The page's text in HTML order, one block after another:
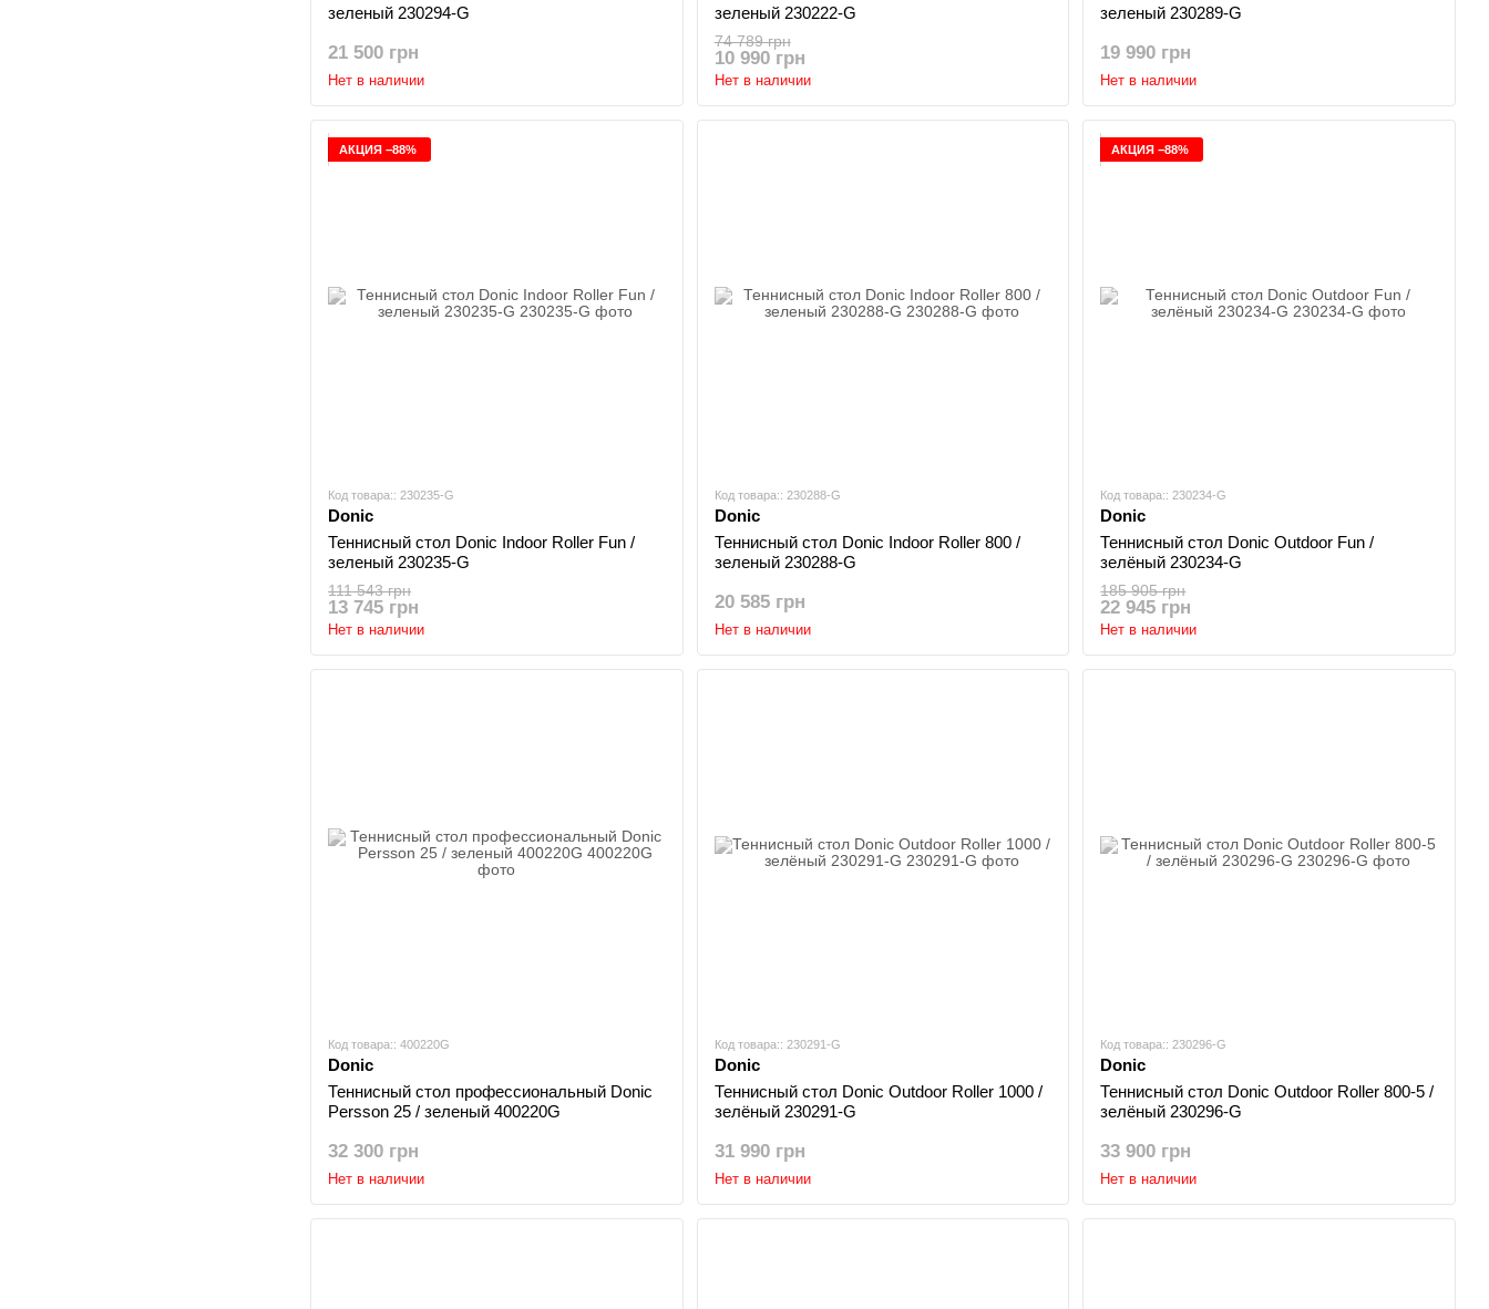
зеленый 230294-G
21 500 грн
Нет в наличии
зеленый 230222-G
74 789 грн
10 990 грн
Нет в наличии
зеленый 230289-G
19 990 грн
Нет в наличии
АКЦИЯ −88%
Код товара:: 230235-G
Donic
Теннисный стол Donic Indoor Roller Fun /
зеленый 230235-G
111 543 грн
13 745 грн
Нет в наличии
Код товара:: 230288-G
Donic
Теннисный стол Donic Indoor Roller 800 /
зеленый 230288-G
20 585 грн
Нет в наличии
АКЦИЯ −88%
Код товара:: 230234-G
Donic
Теннисный стол Donic Outdoor Fun /
зелёный 230234-G
185 905 грн
22 945 грн
Нет в наличии
Код товара:: 400220G
Donic
Теннисный стол профессиональный Donic
Persson 25 / зеленый 400220G
32 300 грн
Нет в наличии
Код товара:: 230291-G
Donic
Теннисный стол Donic Outdoor Roller 1000 /
зелёный 230291-G
31 990 грн
Нет в наличии
Код товара:: 230296-G
Donic
Теннисный стол Donic Outdoor Roller 800-5 /
зелёный 230296-G
33 900 грн
Нет в наличии